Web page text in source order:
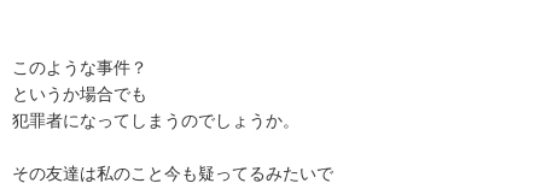
このような事件？
というか場合でも
犯罪者になってしまうのでしょうか。
その友達は私のこと今も疑ってるみたいで